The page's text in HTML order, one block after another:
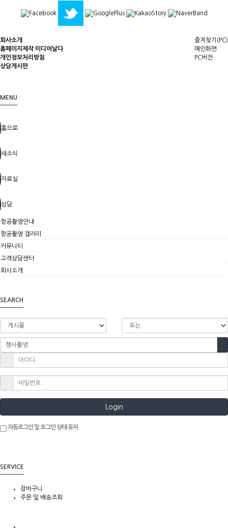
회사소개
홈페이지제작 미디어날다
개인정보처리방침
상담게시판
즐겨찾기(PC)
메인화면
PC버전
MENU
홈으로
새소식
자료실
상담
항공촬영안내
항공촬영 갤러리
커뮤니티
고객상담센터
회사소개
SEARCH
Login
자동로그인 및 로그인 상태 유지
SERVICE
장바구니
주문 및 배송조회